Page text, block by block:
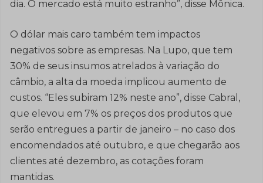
dia. O mercado está muito estranho”, disse Mônica.
O dólar mais caro também tem impactos
negativos sobre as empresas. Na Lupo, que tem
30% de seus insumos atrelados à variação do
câmbio, a alta da moeda implicou aumento de
custos. “Eles subiram 12% neste ano”, disse Cabral,
que elevou em 7% os preços dos produtos que
serão entregues a partir de janeiro – no caso dos
encomendados até outubro, e que chegarão aos
clientes até dezembro, as cotações foram
mantidas.